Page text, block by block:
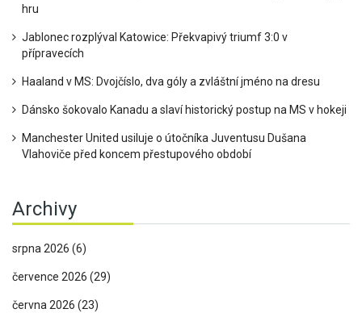
hru
Jablonec rozplýval Katowice: Překvapivý triumf 3:0 v
přípravecích
Haaland v MS: Dvojčíslo, dva góly a zvláštní jméno na dresu
Dánsko šokovalo Kanadu a slaví historický postup na MS v hokeji
Manchester United usiluje o útočníka Juventusu Dušana
Vlahoviče před koncem přestupového období
Archivy
srpna 2026 (6)
července 2026 (29)
června 2026 (23)